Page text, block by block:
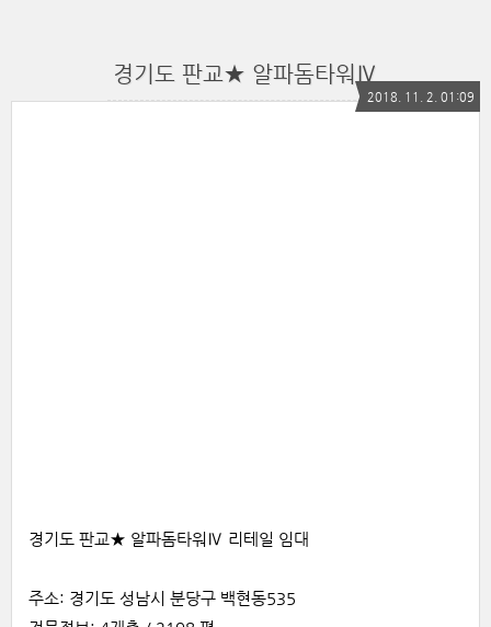
경기도 판교★ 알파돔타워Ⅳ
2018. 11. 2. 01:09
경기도 판교★ 알파돔타워Ⅳ 리테일 임대
주소: 경기도 성남시 분당구 백현동535